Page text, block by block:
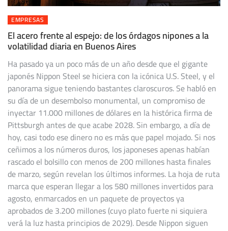
EMPRESAS
El acero frente al espejo: de los órdagos nipones a la
volatilidad diaria en Buenos Aires
Ha pasado ya un poco más de un año desde que el gigante
japonés Nippon Steel se hiciera con la icónica U.S. Steel, y el
panorama sigue teniendo bastantes claroscuros. Se habló en
su día de un desembolso monumental, un compromiso de
inyectar 11.000 millones de dólares en la histórica firma de
Pittsburgh antes de que acabe 2028. Sin embargo, a día de
hoy, casi todo ese dinero no es más que papel mojado. Si nos
ceñimos a los números duros, los japoneses apenas habían
rascado el bolsillo con menos de 200 millones hasta finales
de marzo, según revelan los últimos informes. La hoja de ruta
marca que esperan llegar a los 580 millones invertidos para
agosto, enmarcados en un paquete de proyectos ya
aprobados de 3.200 millones (cuyo plato fuerte ni siquiera
verá la luz hasta principios de 2029). Desde Nippon siguen